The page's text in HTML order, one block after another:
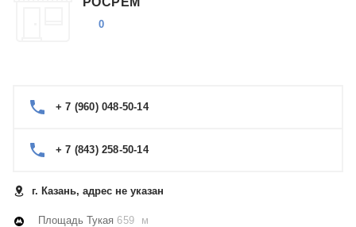
0
+ 7 (960) 048-50-14
+ 7 (843) 258-50-14
г. Казань, адрес не указан
Площадь Тукая 659 м